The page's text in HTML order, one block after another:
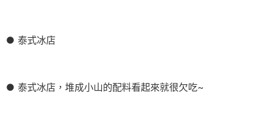
● 泰式冰店
● 泰式冰店，堆成小山的配料看起來就很欠吃~